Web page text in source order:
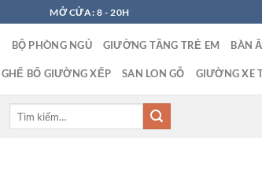
MỞ CỬA: 8 - 20H
BỘ PHÒNG NGỦ GIƯỜNG TẦNG TRẺ EM BÀN
GHẾ BỐ GIƯỜNG XẾP SAN LON GỖ GIƯỜNG XE